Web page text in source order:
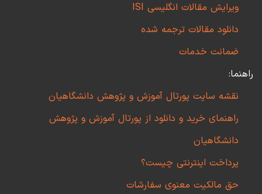
ویرایش مقالات انگلیسی ISI
دانلود مقالات ترجمه شده
ضمانت خدمات
راهنما:
نقشه سایت پورتال آموزش و پژوهش دانشگاهیان
راهنمای خرید و دانلود از پورتال آموزش و پژوهش
دانشگاهیان
پرداخت اینترنتی چیست؟
حق مالکیت معنوی سفارشات